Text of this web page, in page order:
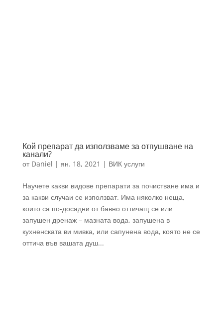
Кой препарат да използваме за отпушване на
канали?
от Daniel | ян. 18, 2021 | ВИК услуги
Научете какви видове препарати за почистване има и
за какви случаи се използват. Има няколко неща,
които са по-досадни от бавно оттичащ се или
запушен дренаж – мазната вода, запушена в
кухненската ви мивка, или сапунена вода, която не се
оттича във вашата душ...